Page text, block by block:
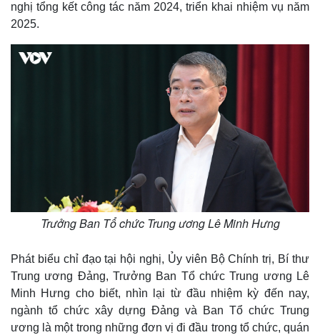
Thế giới
Quan sát
Cuộc sống đó đây
Hồ sơ
Multimedia
Video
Ảnh
E-Magazine
Infographic
nghị tổng kết công tác năm 2024, triển khai nhiệm vụ năm
2025.
Trưởng Ban Tổ chức Trung ương Lê Minh Hưng
Phát biểu chỉ đạo tại hội nghị, Ủy viên Bộ Chính trị, Bí thư
Trung ương Đảng, Trưởng Ban Tổ chức Trung ương Lê
Minh Hưng cho biết, nhìn lại từ đầu nhiệm kỳ đến nay,
ngành tổ chức xây dựng Đảng và Ban Tổ chức Trung
ương là một trong những đơn vị đi đầu trong tổ chức, quán